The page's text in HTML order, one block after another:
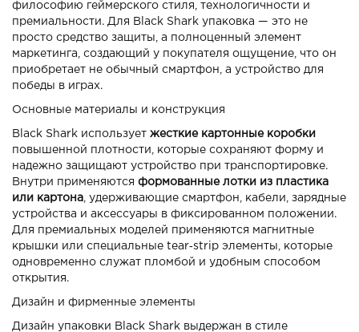
философию геймерского стиля, технологичности и
премиальности. Для Black Shark упаковка — это не
просто средство защиты, а полноценный элемент
маркетинга, создающий у покупателя ощущение, что он
приобретает не обычный смартфон, а устройство для
победы в играх.
Основные материалы и конструкция
Black Shark использует жесткие картонные коробки
повышенной плотности, которые сохраняют форму и
надежно защищают устройство при транспортировке.
Внутри применяются формованные лотки из пластика
или картона , удерживающие смартфон, кабели, зарядные
устройства и аксессуары в фиксированном положении.
Для премиальных моделей применяются магнитные
крышки или специальные tear‑strip элементы, которые
одновременно служат пломбой и удобным способом
открытия.
Дизайн и фирменные элементы
Дизайн упаковки Black Shark выдержан в стиле